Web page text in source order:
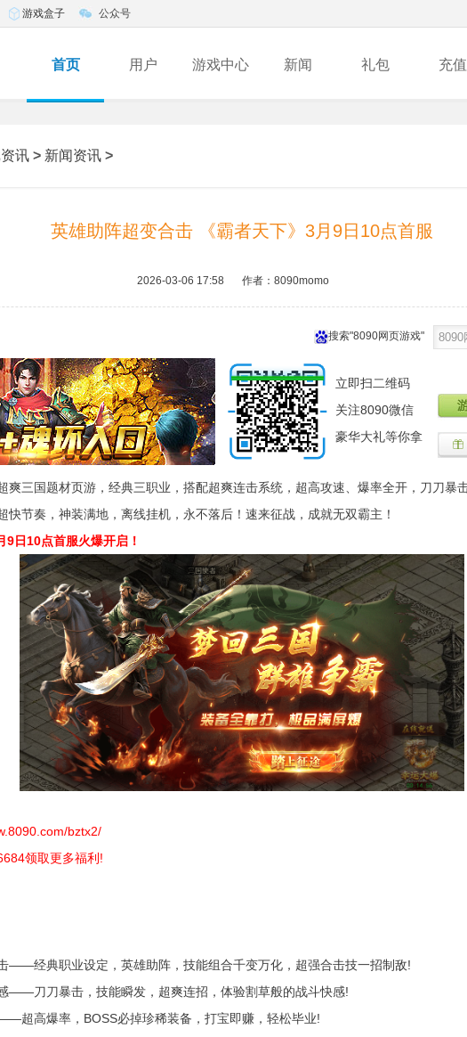
游戏盒子 公众号
首页 用户 游戏中心 新闻 礼包 充值
讯 > 新闻资讯 >
英雄助阵超变合击 《霸者天下》3月9日10点首服
2026-03-06 17:58 作者：8090momo
搜索"8090网页游戏"
立即扫二维码
关注8090微信
豪华大礼等你拿
三国题材页游，经典三职业，搭配超爽连击系统，超高攻速、爆率全开，刀刀暴
快节奏，神装满地，离线挂机，永不落后！速来征战，成就无双霸主！
日10点首服火爆开启！
bztx2/
领取更多福利!
经典职业设定，英雄助阵，技能组合千变万化，超强合击技一招制敌!
刀刀暴击，技能瞬发，超爽连招，体验割草般的战斗快感!
高爆率，BOSS必掉珍稀装备，打宝即赚，轻松毕业!